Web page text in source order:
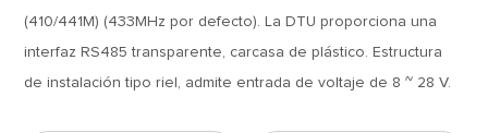
(410/441M) (433MHz por defecto). La DTU proporciona una
interfaz RS485 transparente, carcasa de plástico. Estructura
de instalación tipo riel, admite entrada de voltaje de 8 ~ 28 V.